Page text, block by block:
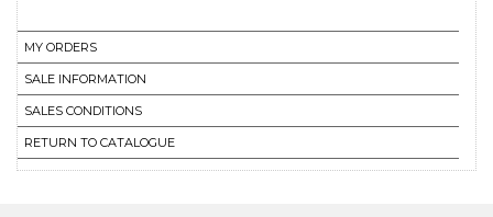
MY ORDERS
SALE INFORMATION
SALES CONDITIONS
RETURN TO CATALOGUE